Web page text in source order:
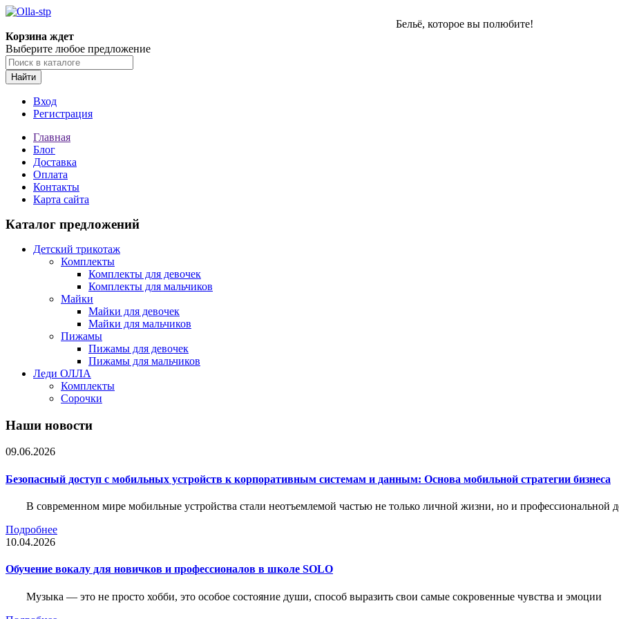
Бельё, которое вы полюбите!
Корзина ждет
Выберите любое предложение
Найти
Вход
Регистрация
Главная
Блог
Доставка
Оплата
Контакты
Карта сайта
Каталог предложений
Детский трикотаж
Комплекты
Комплекты для девочек
Комплекты для мальчиков
Майки
Майки для девочек
Майки для мальчиков
Пижамы
Пижамы для девочек
Пижамы для мальчиков
Леди ОЛЛА
Комплекты
Сорочки
Наши новости
09.06.2026
Безопасный доступ с мобильных устройств к корпоративным системам и данным: Основа мобильной стратегии бизнеса
В современном мире мобильные устройства стали неотъемлемой частью не только личной жизни, но и профессиональной
Подробнее
10.04.2026
Обучение вокалу для новичков и профессионалов в школе SOLO
Музыка — это не просто хобби, это особое состояние души, способ выразить свои самые сокровенные чувства и эмоции